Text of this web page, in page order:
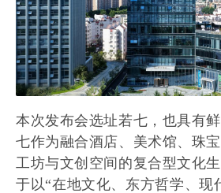
本次发布会选址若七，也具有
七作为融合酒店、美术馆、珠
工坊与文创空间的复合型文化
于以“在地文化、东方哲学、现